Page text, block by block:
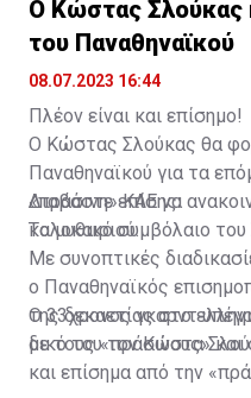
Για την ακρίβεια, από
ερυθρολεύκων να
φιλικό του
καλοκαίρι, απέναντι
την παράσταση.
Όχι μόνο με καπνογόνα
του Κώστα Σλούκα, με
κατά του άλλοτε γκαρντ
την αρχή του αγώνα
διάρκεια της
Ο Κώστας Σλούκας
του Παναθηναϊκού
08.07.2023 16:44
Πλέον είναι και επίσημο!
Ο Κώστας Σλούκας θα
Παναθηναϊκού για τα
«πράσινη» ΚΑΕ να
καλοκαιριού.
Διαβάστε επίσης:
Tο μυθικό συμβόλαιο
Με συνοπτικές
ο Παναθηναϊκός
της δεκαετίας στο
δικό του τον Κώστα
Ο 33χρονος γκαρντ
με τους «πράσινους»
και επίσημα από την